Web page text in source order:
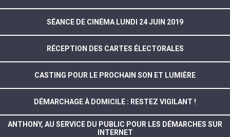
SÉANCE DE CINÉMA LUNDI 24 JUIN 2019
RÉCEPTION DES CARTES ÉLECTORALES
CASTING POUR LE PROCHAIN SON ET LUMIÈRE
DÉMARCHAGE À DOMICILE : RESTEZ VIGILANT !
ANTHONY, AU SERVICE DU PUBLIC POUR LES DÉMARCHES SUR
INTERNET